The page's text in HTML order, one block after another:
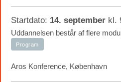
Startdato: 14. september kl.
Uddannelsen består af flere
Program
Aros Konference, København